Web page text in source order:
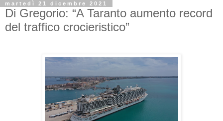
martedì 21 dicembre 2021
Di Gregorio: “A Taranto aumento record
del traffico crocieristico”